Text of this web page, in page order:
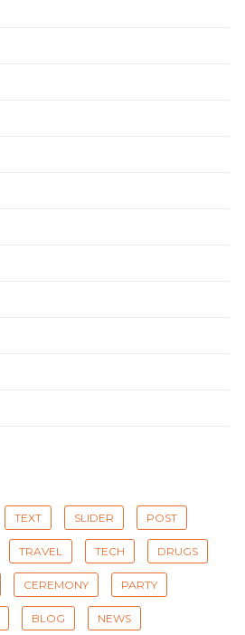
TEXT SLIDER POST
TRAVEL TECH DRUGS
CEREMONY PARTY
BLOG NEWS